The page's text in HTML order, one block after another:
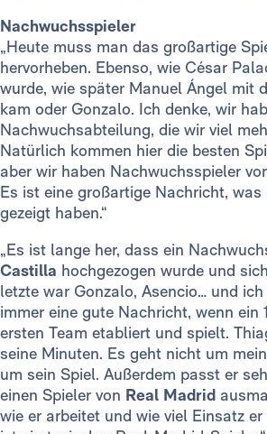
Nachwuchsspieler
„Heute muss man das großartige
hervorheben. Ebenso, wie César
wurde, wie später Manuel Ángel mit
kam oder Gonzalo. Ich denke, wir
Nachwuchsabteilung, die wir viel
Natürlich kommen hier die besten
aber wir haben Nachwuchsspieler
Es ist eine großartige Nachricht,
gezeigt haben.“
„Es ist lange her, dass ein
Castilla hochgezogen wurde und
letzte war Gonzalo, Asencio… und
immer eine gute Nachricht, wenn ein
ersten Team etabliert und spielt.
seine Minuten. Es geht nicht um
um sein Spiel. Außerdem passt er
einen Spieler von Real Madrid
wie er arbeitet und wie viel Einsatz